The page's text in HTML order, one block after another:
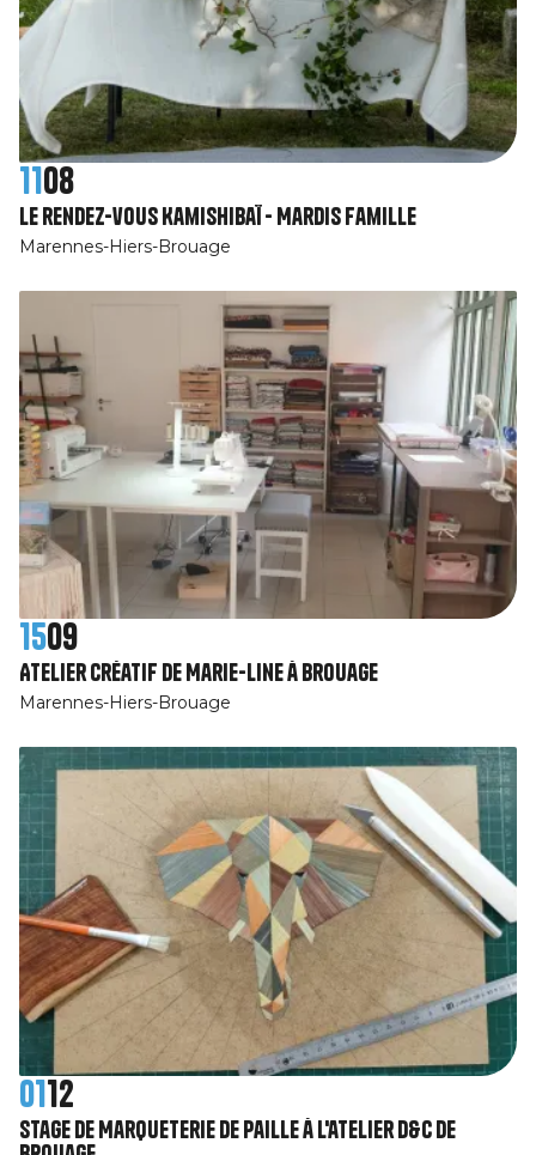
1108
Le rendez-vous Kamishibaï - Mardis Famille
Marennes-Hiers-Brouage
1509
Atelier créatif de Marie-Line à Brouage
Marennes-Hiers-Brouage
0112
Stage de Marqueterie de paille à l'atelier D&C de